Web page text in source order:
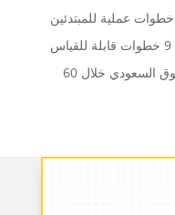
خطة سيو ذكية لزيادة العملاء في السوق السعودي خلال 60